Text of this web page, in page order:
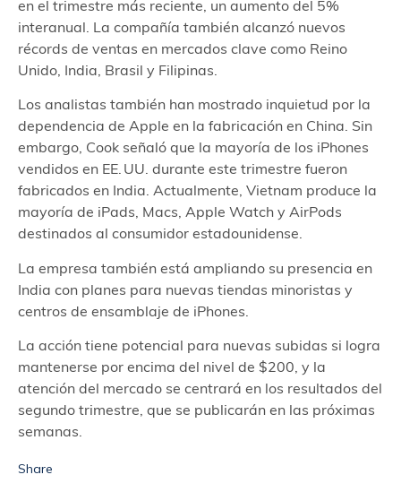
en el trimestre más reciente, un aumento del 5%
interanual. La compañía también alcanzó nuevos
récords de ventas en mercados clave como Reino
Unido, India, Brasil y Filipinas.
Los analistas también han mostrado inquietud por la
dependencia de Apple en la fabricación en China. Sin
embargo, Cook señaló que la mayoría de los iPhones
vendidos en EE. UU. durante este trimestre fueron
fabricados en India. Actualmente, Vietnam produce la
mayoría de iPads, Macs, Apple Watch y AirPods
destinados al consumidor estadounidense.
La empresa también está ampliando su presencia en
India con planes para nuevas tiendas minoristas y
centros de ensamblaje de iPhones.
La acción tiene potencial para nuevas subidas si logra
mantenerse por encima del nivel de $200, y la
atención del mercado se centrará en los resultados del
segundo trimestre, que se publicarán en las próximas
semanas.
Share